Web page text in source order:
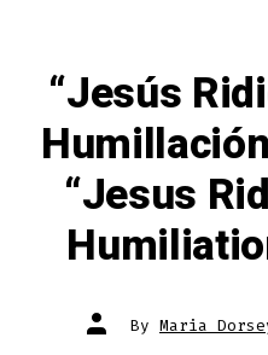
“Jesús
“Jesus
Post
author
By Maria